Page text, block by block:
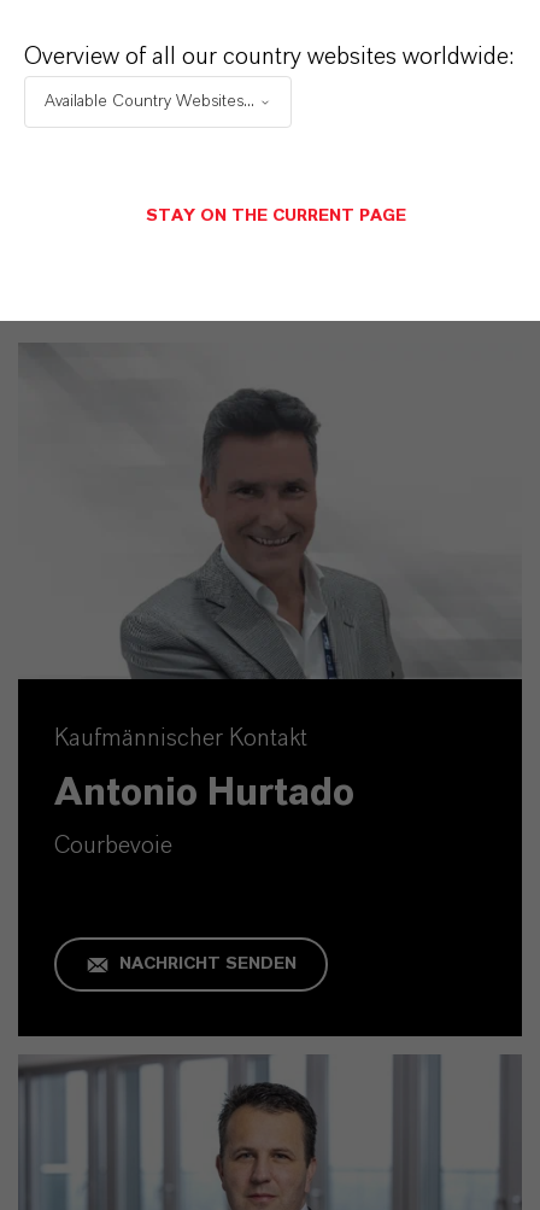
KUNDINNEN UND KUNDEN!
11 Gründe, warum LANXESS der richtige
Kaufmännischer Kontakt
Antonio Hurtado
Courbevoie
NACHRICHT SENDEN
Overview of all our country websites worldwide:
Available Country Websites...
STAY ON THE CURRENT PAGE